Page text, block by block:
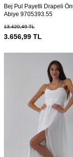
Bej Pul Payetli Drapeli
Abiye 9705393.55
13.420,49TL
3.656,99 TL